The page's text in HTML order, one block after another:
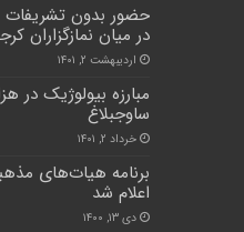
حضور بدون تشریفات
در میان نمازگزاران
اردیبهشت ۲, ۱۴۰۱
ساوجبلاغ
خرداد ۲, ۱۴۰۱
برنامه هیات‌های
اعلام شد
دی ۱۳, ۱۴۰۰